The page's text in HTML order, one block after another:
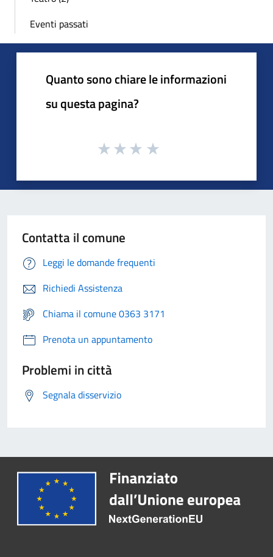
Eventi passati
Quanto sono chiare le informazioni
su questa pagina?
Contatta il comune
Leggi le domande frequenti
Richiedi Assistenza
Chiama il comune 0363 3171
Prenota un appuntamento
Problemi in città
Segnala disservizio